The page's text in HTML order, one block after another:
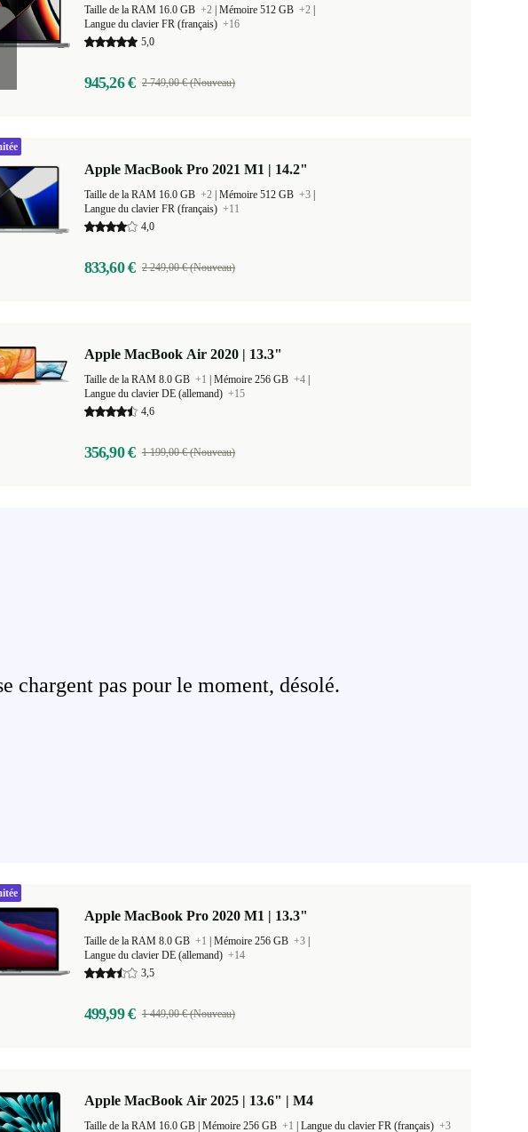
Taille de la RAM 16.0 GB +2 Mémoire 512 GB +2
Langue du clavier FR (français) +16
5,0
945,26 € 2 749,00 € (Nouveau)
Apple MacBook Pro 2021 M1 | 14.2"
Taille de la RAM 16.0 GB +2 Mémoire 512 GB +3
Langue du clavier FR (français) +11
4,0
833,60 € 2 249,00 € (Nouveau)
Apple MacBook Air 2020 | 13.3"
Taille de la RAM 8.0 GB +1 Mémoire 256 GB +4
Langue du clavier DE (allemand) +15
4,6
356,90 € 1 199,00 € (Nouveau)
chargent pas pour le moment, désolé.
Apple MacBook Pro 2020 M1 | 13.3"
Taille de la RAM 8.0 GB +1 Mémoire 256 GB +3
Langue du clavier DE (allemand) +14
3,5
499,99 € 1 449,00 € (Nouveau)
Apple MacBook Air 2025 | 13.6" | M4
Mémoire 256 GB +1 Langue du clavier FR (français) +3